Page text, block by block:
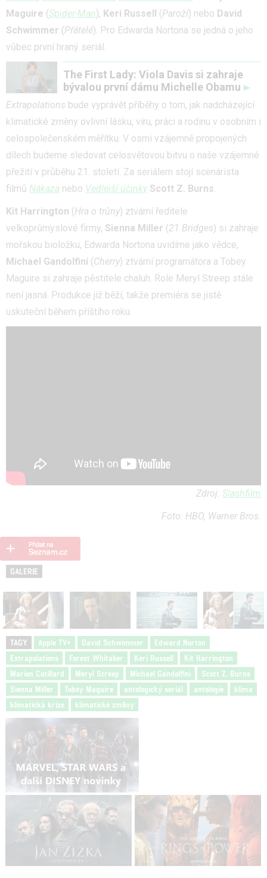
Maguire (Spider-Man), Keri Russell (Paroží) nebo David
Schwimmer (Přátelé). Pro Edwarda Nortona se jedná o jeho
vůbec první hraný seriál.
The First Lady: Viola Davis si zahraje
bývalou první dámu Michelle Obamu
Extrapolations bude vyprávět příběhy o tom, jak nadcházející
klimatické změny ovlivní lásku, víru, práci a rodinu v osobním i
celospolečenském měřítku. V osmi vzájemně propojených
dílech budeme sledovat celosvětovou bitvu o naše vzájemné
přežití v průběhu 21. století. Za seriálem stojí scenárista
filmů Nákaza nebo Vedlejší účinky Scott Z. Burns.
Kit Harrington (Hra o trůny) ztvární ředitele
velkoprůmyslové firmy, Sienna Miller (21 Bridges) si zahraje
mořskou bioložku, Edwarda Nortona uvidíme jako vědce,
Michael Gandolfini (Cherry) ztvární programátora a Tobey
Maguire si zahraje pěstitele chaluh. Role Meryl Streep stále
není jasná. Produkce již běží, takže premiéra se jistě
uskuteční během příštího roku.
Zdroj: Slashfilm
Foto: HBO, Warner Bros.
GALERIE
TAGY Apple TV+ David Schwimmer
Edward Norton
Extrapolations
Forest Whitaker Keri Russell
Kit Harrington
Marion Cotillard
Meryl Streep Michael Gandolfini
Scott Z. Burns
Sienna Miller
Tobey Maguire antologický seriál antologie
klima
klimatická krize
klimatické změny